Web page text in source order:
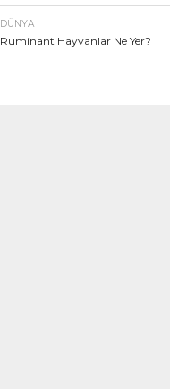
DÜNYA
Ruminant Hayvanlar Ne Yer?